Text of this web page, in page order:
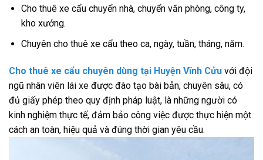
Cho thuê xe cẩu chuyển nhà, chuyển văn phòng, công ty,
kho xưởng.
Chuyên cho thuê xe cẩu theo ca, ngày, tuần, tháng, năm.
Cho thuê xe cẩu chuyên dùng tại Huyện Vĩnh Cửu với đội
ngũ nhân viên lái xe được đào tạo bài bản, chuyên sâu, có
đủ giấy phép theo quy định pháp luật, là những người có
kinh nghiệm thực tế, đảm bảo công việc được thực hiện một
cách an toàn, hiệu quả và đúng thời gian yêu cầu.